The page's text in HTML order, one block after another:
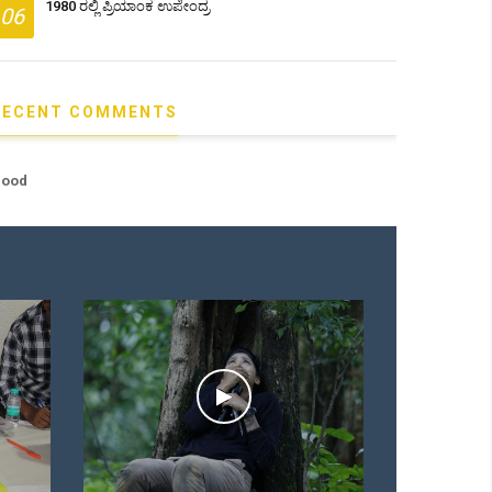
06 1980 ರಲ್ಲಿ ಪ್ರಿಯಾಂಕ ಉಪೇಂದ್ರ
COMMENTS